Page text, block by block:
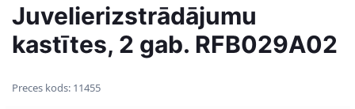
Juvelierizstrādājumu
kastītes, 2 gab. RFB029A02
Preces kods: 11455